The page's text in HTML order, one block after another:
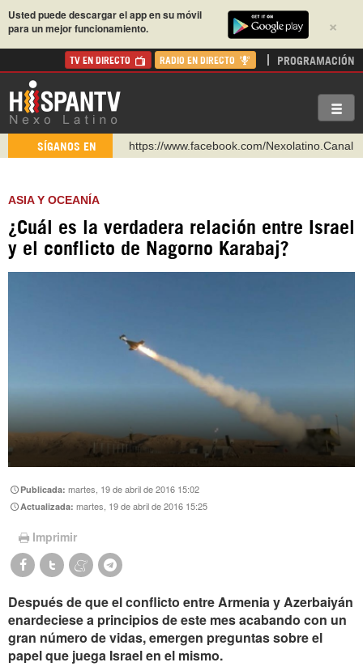
×
Usted puede descargar el app en su móvil
para un mejor funcionamiento.
TV EN DIRECTO RADIO EN DIRECTO PROGRAMACIÓN
SÍGANOS EN
https://www.facebook.com/Nexolatino.Canal
https://t.me/hispantvcanal
https://urmedium.com/c/hispantv
ASIA Y OCEANÍA
¿Cuál es la verdadera relación entre Israel
y el conflicto de Nagorno Karabaj?
Publicada:martes, 19 de abril de 2016 15:02
Actualizada:martes, 19 de abril de 2016 15:25
Imprimir
Después de que el conflicto entre Armenia y Azerbaiyán
enardeciese a principios de este mes acabando con un
gran número de vidas, emergen preguntas sobre el
papel que juega Israel en el mismo.